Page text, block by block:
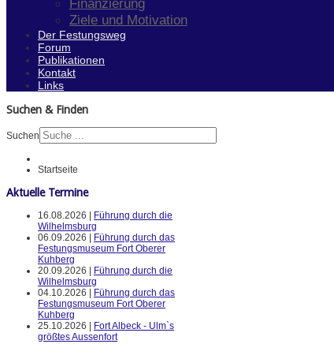
Finanzierung
Ziele und Motivation
Der Festungsweg
Forum
Publikationen
Kontakt
Links
Suchen & Finden
Suchen
Startseite
Aktuelle Termine
16.08.2026 |
Führung durch die
Wilhelmsburg
06.09.2026 |
Führung durch das
Festungsmuseum Fort Oberer
Kuhberg
20.09.2026 |
Führung durch die
Wilhelmsburg
04.10.2026 |
Führung durch das
Festungsmuseum Fort Oberer
Kuhberg
25.10.2026 |
Fort Albeck - Ulm`s
größtes Aussenfort